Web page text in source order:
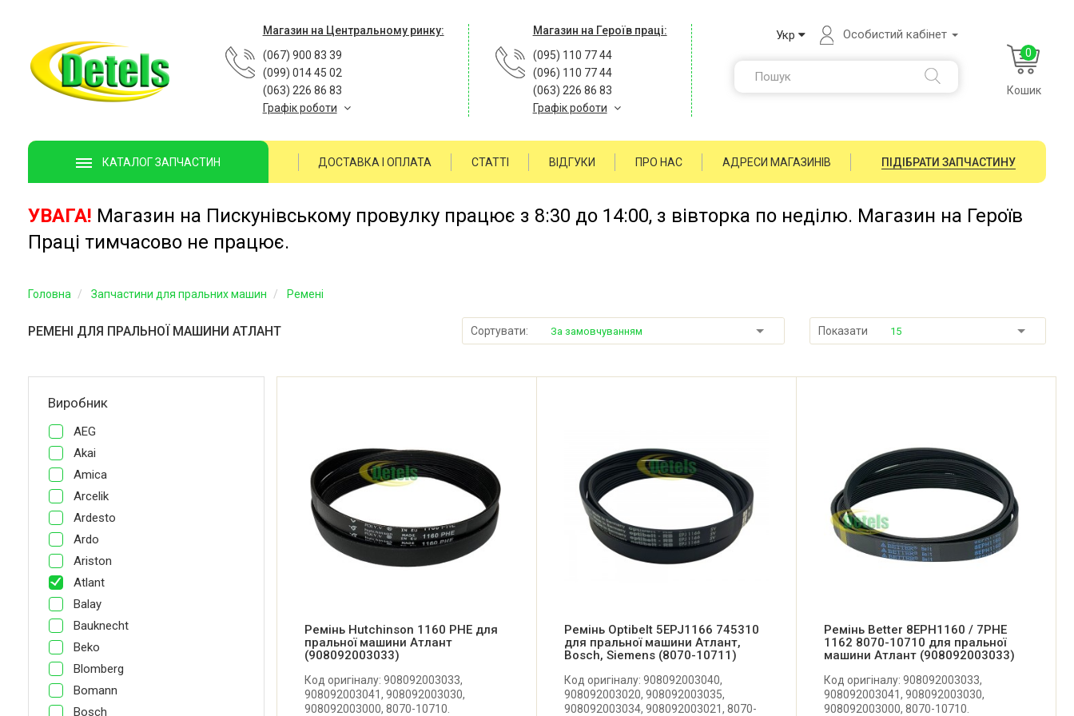
Магазин на Центральному ринку:
(067) 900 83 39
(099) 014 45 02
(063) 226 86 83
Графік роботи
Магазин на Героїв праці:
(095) 110 77 44
(096) 110 77 44
(063) 226 86 83
Графік роботи
Укр Особистий кабінет
0
Кошик
КАТАЛОГ ЗАПЧАСТИН ДОСТАВКА І ОПЛАТА СТАТТІ ВІДГУКИ ПРО НАС АДРЕСИ МАГАЗИНІВ ПІДІБРАТИ ЗАПЧАСТИНУ
УВАГА! Магазин на Пискунівському провулку працює з 8:30 до 14:00, з вівторка по неділю. Магазин на Героїв
Праці тимчасово не працює.
Головна Запчастини для пральних машин Ремені
РЕМЕНІ ДЛЯ ПРАЛЬНОЇ МАШИНИ АТЛАНТ Сортувати: За замовчуванням Показати 15
Виробник
AEG
Akai
Amica
Arcelik
Ardesto
Ardo
Ariston
Atlant
Balay
Bauknecht
Beko
Blomberg
Bomann
Bosch
Ремінь Hutchinson 1160 PHE для
пральної машини Атлант
(908092003033)
Код оригіналу: 908092003033,
908092003041, 908092003030,
908092003000, 8070-10710.
Ремінь Optibelt 5EPJ1166 745310
для пральної машини Атлант,
Bosch, Siemens (8070-10711)
Код оригіналу: 908092003040,
908092003020, 908092003035,
908092003034, 908092003021, 8070-
Ремінь Better 8EPH1160 / 7PHE
1162 8070-10710 для пральної
машини Атлант (908092003033)
Код оригіналу: 908092003033,
908092003041, 908092003030,
908092003000, 8070-10710.